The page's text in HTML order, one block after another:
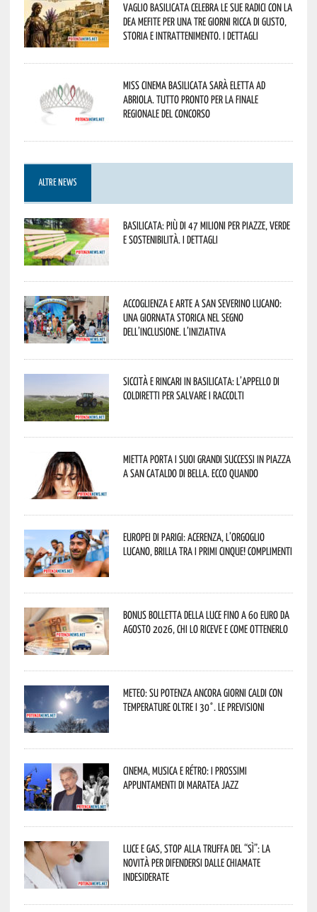
Vaglio Basilicata celebra le sue radici con la
Dea Mefite per una tre giorni ricca di gusto,
storia e intrattenimento. I dettagli
Miss Cinema Basilicata sarà eletta ad
Abriola. Tutto pronto per la finale
regionale del concorso
ALTRE NEWS
Basilicata: più di 47 milioni per piazze, verde
e sostenibilità. I dettagli
Accoglienza e arte a San Severino Lucano:
una giornata storica nel segno
dell’inclusione. L’iniziativa
Siccità e rincari in Basilicata: l’appello di
Coldiretti per salvare i raccolti
Mietta porta i suoi grandi successi in piazza
a San Cataldo di Bella. Ecco quando
Europei di Parigi: Acerenza, l’orgoglio
lucano, brilla tra i primi cinque! Complimenti
Bonus bolletta della luce fino a 60 euro da
agosto 2026, chi lo riceve e come ottenerlo
Meteo: su Potenza ancora giorni caldi con
temperature oltre i 30°. Le previsioni
Cinema, musica e rétro: i prossimi
appuntamenti di Maratea Jazz
Luce e gas, stop alla truffa del “Sì”: la
novità per difendersi dalle chiamate
indesiderate